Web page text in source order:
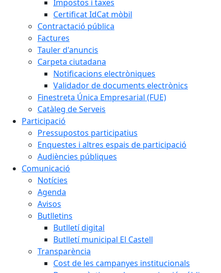
Impostos i taxes
Certificat IdCat mòbil
Contractació pública
Factures
Tauler d'anuncis
Carpeta ciutadana
Notificacions electròniques
Validador de documents electrònics
Finestreta Única Empresarial (FUE)
Catàleg de Serveis
Participació
Pressupostos participatius
Enquestes i altres espais de participació
Audiències públiques
Comunicació
Notícies
Agenda
Avisos
Butlletins
Butlletí digital
Butlletí municipal El Castell
Transparència
Cost de les campanyes institucionals